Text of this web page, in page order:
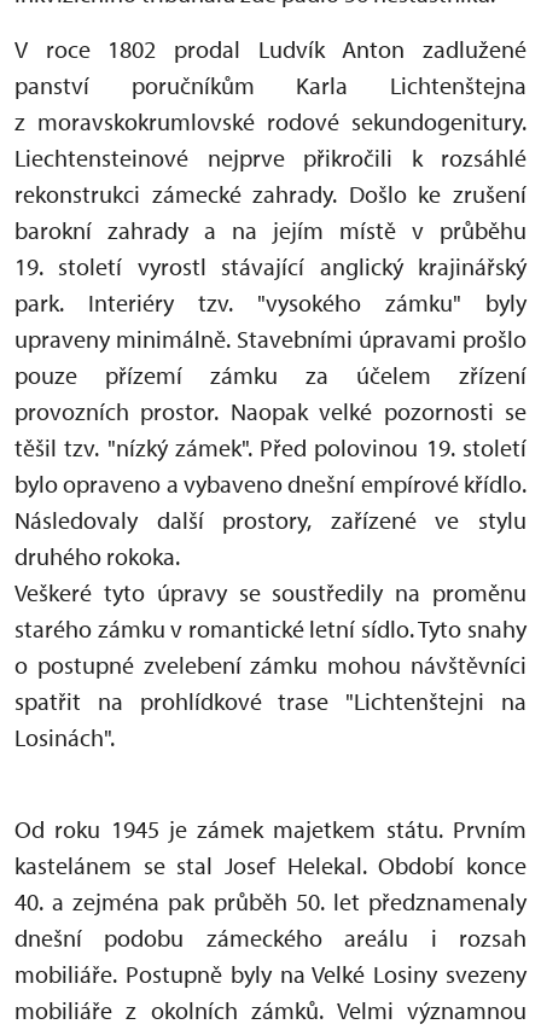
V roce 1802 prodal Ludvík Anton zadlužené
panství poručníkům Karla Lichtenštejna
z moravskokrumlovské rodové sekundogenitury.
Liechtensteinové nejprve přikročili k rozsáhlé
rekonstrukci zámecké zahrady. Došlo ke zrušení
barokní zahrady a na jejím místě v průběhu
19. století vyrostl stávající anglický krajinářský
park. Interiéry tzv. "vysokého zámku" byly
upraveny minimálně. Stavebními úpravami prošlo
pouze přízemí zámku za účelem zřízení
provozních prostor. Naopak velké pozornosti se
těšil tzv. "nízký zámek". Před polovinou 19. století
bylo opraveno a vybaveno dnešní empírové křídlo.
Následovaly další prostory, zařízené ve stylu
druhého rokoka.
Veškeré tyto úpravy se soustředily na proměnu
starého zámku v romantické letní sídlo. Tyto snahy
o postupné zvelebení zámku mohou návštěvníci
spatřit na prohlídkové trase "Lichtenštejni na
Losinách".
Od roku 1945 je zámek majetkem státu. Prvním
kastelánem se stal Josef Helekal. Období konce
40. a zejména pak průběh 50. let předznamenaly
dnešní podobu zámeckého areálu i rozsah
mobiliáře. Postupně byly na Velké Losiny svezeny
mobiliáře z okolních zámků. Velmi významnou